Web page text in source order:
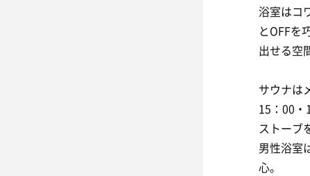
浴室はコ
とOFFを
出せる空
サウナは
15：00・
ストーブ
男性浴室
心。